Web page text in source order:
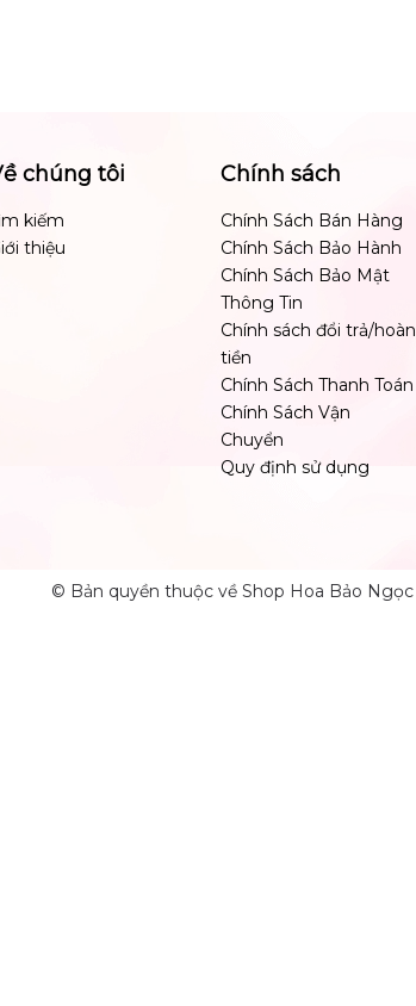
chúng tôi
kiếm
thiệu
Chính sách
Chính Sách Bán Hàng
Chính Sách Bảo Hành
Chính Sách Bảo Mật
Thông Tin
Chính sách đổi trả/hoàn
tiền
Chính Sách Thanh Toán
Chính Sách Vận
Chuyển
Quy định sử dụng
© Bản quyền thuộc về Shop Hoa Bảo Ngọc